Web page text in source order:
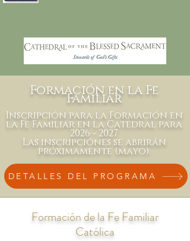
Formación en la Fe
Familiar
Inscripción para la Formación en
la Fe Familiar en la Catedral para
2026 - 2027
Las inscripciónes se abrirán
próximamente (mayo).
DETALLES DEL PROGRAMA
Formación de la Fe Familiar
Católica